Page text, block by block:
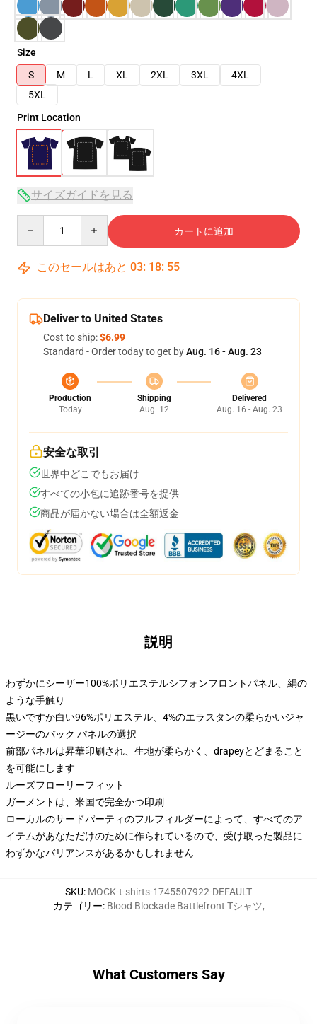
Size
S
M L XL 2XL 3XL
4XL
5XL
Print Location
サイズガイドを見る
カートに追加
このセールはあと 03: 18: 54
Deliver to United States
Cost to ship:$6.99
Standard - Order today to get byAug. 16 - Aug. 23
Production
Today
Shipping
Aug. 12
Delivered
Aug. 16 - Aug. 23
安全な取引
世界中どこでもお届け
すべての小包に追跡番号を提供
商品が届かない場合は全額返金
説明
わずかにシーザー100%ポリエステルシフォンフロントパネル、絹の
ような手触り
黒いですか白い96%ポリエステル、4%のエラスタンの柔らかいジャ
ージーのバック パネルの選択
前部パネルは昇華印刷され、生地が柔らかく、drapeyとどまること
を可能にします
ルーズフローリーフィット
ガーメントは、米国で完全かつ印刷
ローカルのサードパーティのフルフィルダーによって、すべてのア
イテムがあなただけのために作られているので、受け取った製品に
わずかなバリアンスがあるかもしれません
SKU: MOCK-t-shirts-1745507922-DEFAULT
カテゴリー: Blood Blockade Battlefront Tシャツ,
What Customers Say